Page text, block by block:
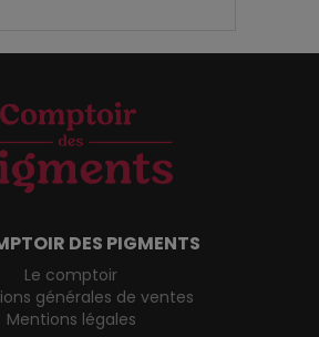
DES PIGMENTS
Le comptoir
générales de ventes
Mentions légales